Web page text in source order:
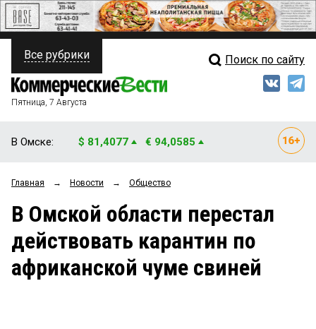
ПОЛИТИКА
ФИНАНСЫ
ОБЩЕСТВО
ЗАКОН
Свежий выпуск
Рейтинги
Блоги
Архив
Все рубрики Поиск по сайту
Пятница, 7 Августа
В Омске: $ 81,4077 € 94,0585
Главная → Новости → Общество
В Омской области перестал
действовать карантин по
африканской чуме свиней